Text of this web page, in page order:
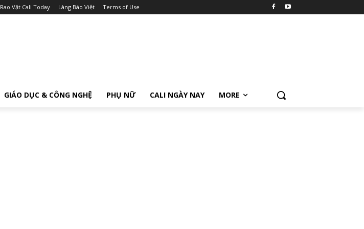
Rao Vặt Cali Today Làng Báo Việt Terms of Use
GIÁO DỤC & CÔNG NGHỆ PHỤ NỮ CALI NGÀY NAY MORE